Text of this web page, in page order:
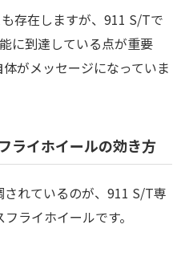
存在しますが、911 S/Tで
に到達している点が重要
がメッセージになっていま
ライホイールの効き方
れているのが、911 S/T専
ライホイールです。